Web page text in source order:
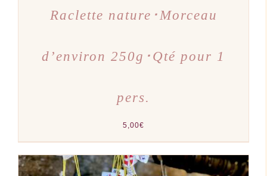
Raclette nature･Morceau
d’environ 250g･Qté pour 1
pers.
5,00€